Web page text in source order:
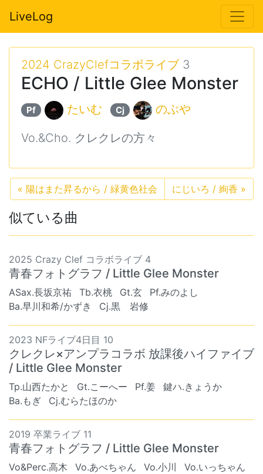
LiveLog
2024 CrazyClefコラボライブ3
ECHO / Little Glee Monster
Pf たいむ Cj のぶや
Vo.&Cho. クレクレの方々
« 陽はまた昇るから / 緑黄色社会 にじいろ / 絢香 »
似ている曲
2025 Crazy Clef コラボライブ 4
青春フォトグラフ / Little Glee Monster
ASax.長坂京祐 Tb.衣桃 Gt.玄
Pf.みのよし
Ba.早川和希/かずき
Cj.黒 岩修
2023 NFライブ4日目 10
クレクレ×アンプラコラボ 放課後ハイファイブ
/ Little Glee Monster
Tp.山西たかと Gt.こーへー Pf.姜
鍵ハ.きょうか
Ba.もぎ
Cj.むらたほのか
2019 卒業ライブ 11
青春フォトグラフ / Little Glee Monster
Vo&Perc.高木 Vo.あべちゃん Vo.小川
Vo.いっちゃん